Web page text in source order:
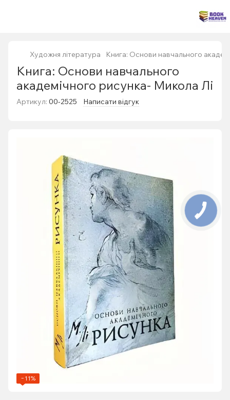
Художня література Книга: Основи навчального
Книга: Основи навчального
академічного рисунка- Микола Лі
Артикул: 00-2525 Написати відгук
−11%